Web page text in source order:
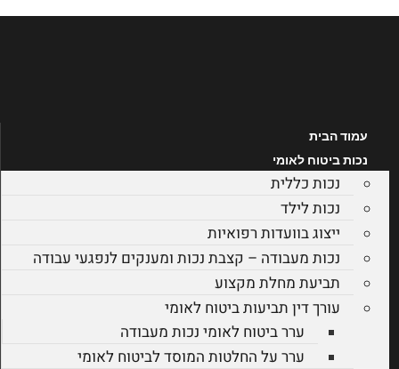
עמוד הבית
נכות ביטוח לאומי
נכות כללית
נכות לילד
ייצוג בוועדות רפואיות
נכות מעבודה – קצבת נכות ומענקים לנפגעי עבודה
תביעת מחלת מקצוע
עורך דין תביעות ביטוח לאומי
ערר ביטוח לאומי נכות מעבודה
ערר על החלטות המוסד לביטוח לאומי